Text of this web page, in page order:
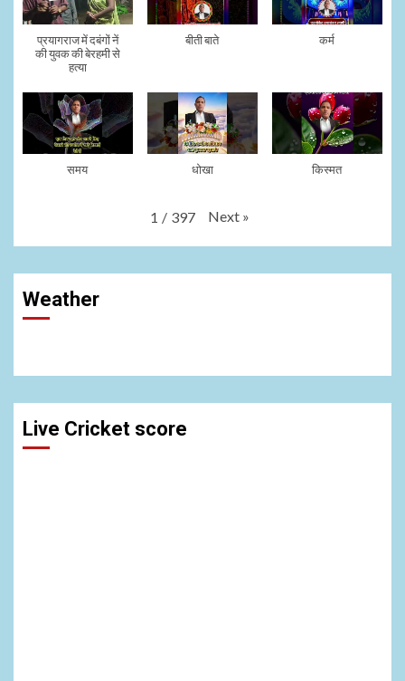
प्रयागराज में दबंगों नें
की युवक की बेरहमी से
हत्या
बीती बाते कर्म
समय धोखा किस्मत
1 / 397 Next »
Weather
Live Cricket score